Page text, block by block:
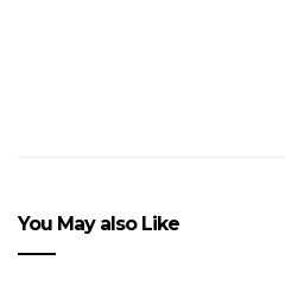
You May also Like